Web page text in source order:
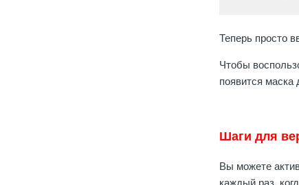
Теперь просто
Чтобы
появится маска
Шаги для
Вы можете
каждый раз,